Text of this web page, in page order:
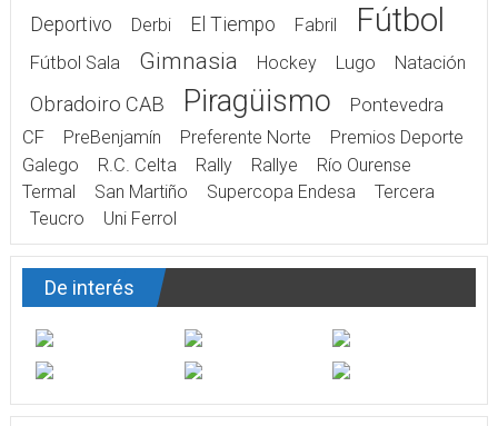
Deportivo Derbi El Tiempo Fabril Fútbol
Fútbol Sala Gimnasia Hockey Lugo Natación
Obradoiro CAB Piragüismo
Pontevedra
CF
PreBenjamín Preferente Norte
Premios Deporte
Galego
R.C. Celta Rally Rallye
Río Ourense
Termal
San Martiño Supercopa Endesa
Tercera
Teucro
Uni Ferrol
De interés